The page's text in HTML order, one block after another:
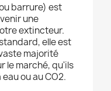
barrure) est
une
extincteur.
elle est
majorité
le marché, qu'ils
ou au CO2.